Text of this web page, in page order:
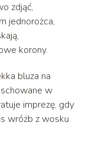
zdjąć,
jednorożca,
korony.
bluza na
w
imprezę, gdy
wróżb z wosku